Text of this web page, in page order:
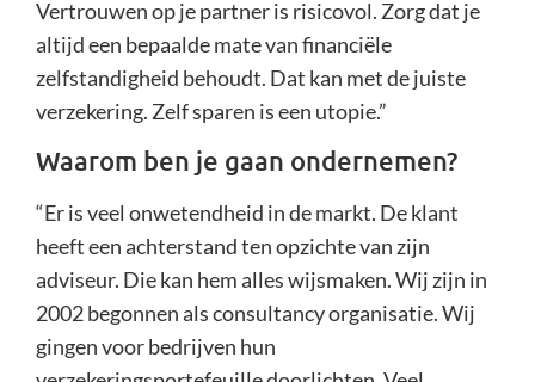
Vertrouwen op je partner is risicovol. Zorg dat je
altijd een bepaalde mate van financiële
zelfstandigheid behoudt. Dat kan met de juiste
verzekering. Zelf sparen is een utopie.”
Waarom ben je gaan ondernemen?
“Er is veel onwetendheid in de markt. De klant
heeft een achterstand ten opzichte van zijn
adviseur. Die kan hem alles wijsmaken. Wij zijn in
2002 begonnen als consultancy organisatie. Wij
gingen voor bedrijven hun